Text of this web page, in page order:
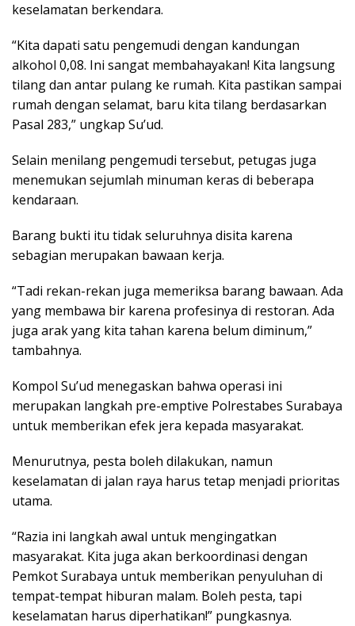
keselamatan berkendara.
“Kita dapati satu pengemudi dengan kandungan
alkohol 0,08. Ini sangat membahayakan! Kita langsung
tilang dan antar pulang ke rumah. Kita pastikan sampai
rumah dengan selamat, baru kita tilang berdasarkan
Pasal 283,” ungkap Su’ud.
Selain menilang pengemudi tersebut, petugas juga
menemukan sejumlah minuman keras di beberapa
kendaraan.
Barang bukti itu tidak seluruhnya disita karena
sebagian merupakan bawaan kerja.
“Tadi rekan-rekan juga memeriksa barang bawaan. Ada
yang membawa bir karena profesinya di restoran. Ada
juga arak yang kita tahan karena belum diminum,”
tambahnya.
Kompol Su’ud menegaskan bahwa operasi ini
merupakan langkah pre-emptive Polrestabes Surabaya
untuk memberikan efek jera kepada masyarakat.
Menurutnya, pesta boleh dilakukan, namun
keselamatan di jalan raya harus tetap menjadi prioritas
utama.
“Razia ini langkah awal untuk mengingatkan
masyarakat. Kita juga akan berkoordinasi dengan
Pemkot Surabaya untuk memberikan penyuluhan di
tempat-tempat hiburan malam. Boleh pesta, tapi
keselamatan harus diperhatikan!” pungkasnya.